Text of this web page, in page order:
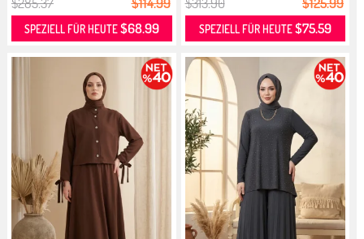
SPEZIELL FÜR HEUTE$68.99 SPEZIELL FÜR HEUTE$75.59